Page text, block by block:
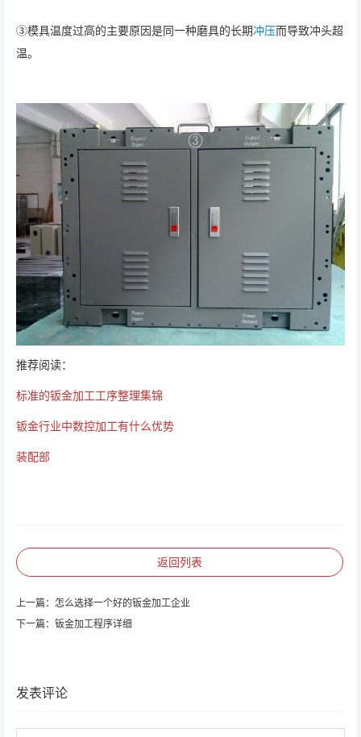
③模具温度过高的主要原因是同一种磨具的长期冲压而导致冲头超
温。
推荐阅读：
标准的钣金加工工序整理集锦
钣金行业中数控加工有什么优势
装配部
返回列表
上一篇： 怎么选择一个好的钣金加工企业
下一篇： 钣金加工程序详细
发表评论